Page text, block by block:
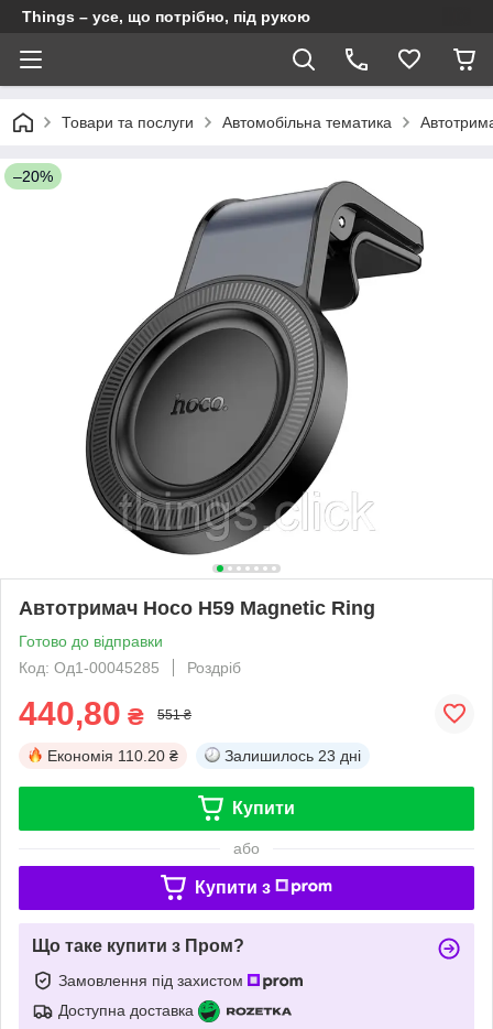
Things – усе, що потрібно, під рукою
Товари та послуги Автомобільна тематика
–20%
Автотримач Hoco H59 Magnetic Ring
Готово до відправки
Код: Од1-00045285
Роздріб
440,80 ₴ 551 ₴
Економія 110.20 ₴ Залишилось 23 дні
Купити
або
Купити з
Що таке купити з Пром?
Замовлення під захистом
Доступна доставка